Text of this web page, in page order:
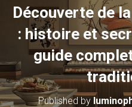
Découverte de
: histoire et
guide
Published by